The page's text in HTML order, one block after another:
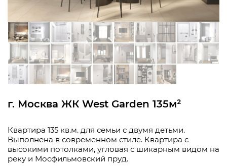
г. Москва ЖК West Garden 135м²
Квартира 135 кв.м. для семьи с двумя детьми.
Выполнена в современном стиле. Квартира с
высокими потолками, угловая с шикарным видом на
реку и Мосфильмовский пруд.